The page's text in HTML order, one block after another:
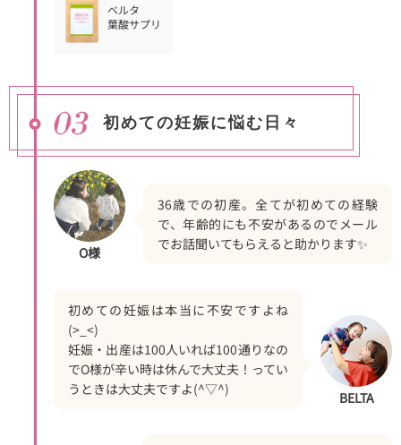
ベルタ
葉酸サプリ
初めての妊娠に悩む日々
O様
36歳での初産。全てが初めての経験
で、年齢的にも不安があるのでメール
でお話聞いてもらえると助かります✨
BELTA
初めての妊娠は本当に不安ですよね
(>_<)
妊娠・出産は100人いれば100通りなの
でO様が辛い時は休んで大丈夫！ってい
うときは大丈夫ですよ(^▽^)